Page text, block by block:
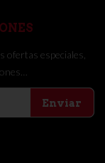
ofertas especiales,
Enviar